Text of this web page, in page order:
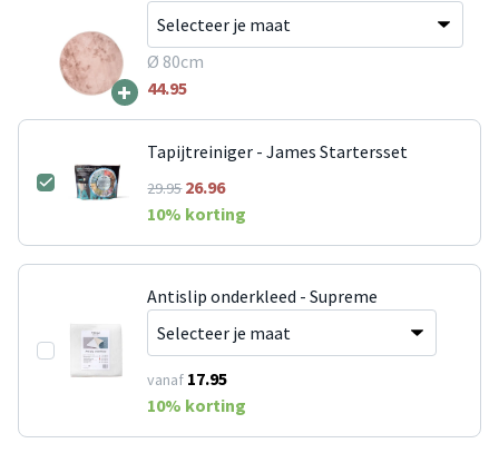
+
Ø 80cm
44.95
Tapijtreiniger - James Startersset
29.9526.96
10% korting
Antislip onderkleed - Supreme
vanaf 17.95
10% korting